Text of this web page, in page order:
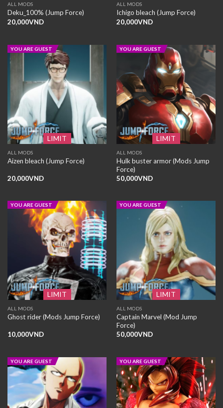
ALL MODS
Deku_100% (Jump Force)
20,000VND
ALL MODS
Ichigo bleach (Jump Force)
20,000VND
LIMIT
YOU ARE GUEST
ALL MODS
Aizen bleach (Jump Force)
20,000VND
LIMIT
YOU ARE GUEST
ALL MODS
Hulk buster armor (Mods Jump
Force)
50,000VND
LIMIT
YOU ARE GUEST
ALL MODS
Ghost rider (Mods Jump Force)
10,000VND
LIMIT
YOU ARE GUEST
ALL MODS
Captain Marvel (Mod Jump
Force)
50,000VND
YOU ARE GUEST YOU ARE GUEST